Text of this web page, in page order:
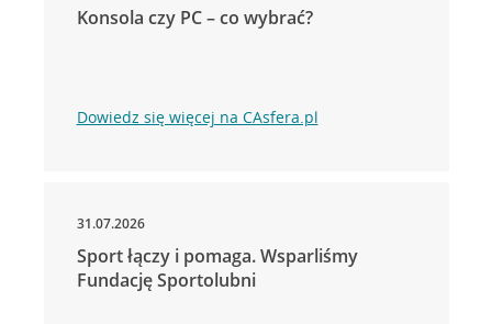
Konsola czy PC – co wybrać?
Dowiedz się więcej na CAsfera.pl
31.07.2026
Sport łączy i pomaga. Wsparliśmy
Fundację Sportolubni